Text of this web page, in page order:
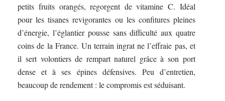
petits fruits orangés, regorgent de vitamine C. Idéal
pour les tisanes revigorantes ou les confitures pleines
d’énergie, l’églantier pousse sans difficulté aux quatre
coins de la France. Un terrain ingrat ne l’effraie pas, et
il sert volontiers de rempart naturel grâce à son port
dense et à ses épines défensives. Peu d’entretien,
beaucoup de rendement : le compromis est séduisant.